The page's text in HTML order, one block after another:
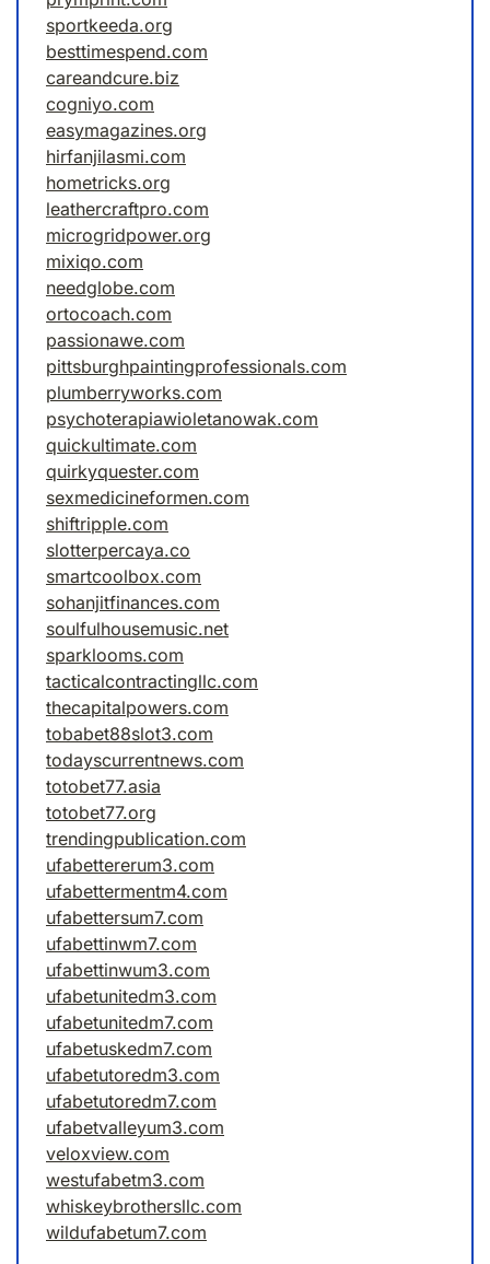
sportkeeda.org
besttimespend.com
careandcure.biz
cogniyo.com
easymagazines.org
hirfanjilasmi.com
hometricks.org
leathercraftpro.com
microgridpower.org
mixiqo.com
needglobe.com
ortocoach.com
passionawe.com
pittsburghpaintingprofessionals.com
plumberryworks.com
psychoterapiawioletanowak.com
quickultimate.com
quirkyquester.com
sexmedicineformen.com
shiftripple.com
slotterpercaya.co
smartcoolbox.com
sohanjitfinances.com
soulfulhousemusic.net
sparklooms.com
tacticalcontractingllc.com
thecapitalpowers.com
tobabet88slot3.com
todayscurrentnews.com
totobet77.asia
totobet77.org
trendingpublication.com
ufabettererum3.com
ufabettermentm4.com
ufabettersum7.com
ufabettinwm7.com
ufabettinwum3.com
ufabetunitedm3.com
ufabetunitedm7.com
ufabetuskedm7.com
ufabetutoredm3.com
ufabetutoredm7.com
ufabetvalleyum3.com
veloxview.com
westufabetm3.com
whiskeybrothersllc.com
wildufabetum7.com